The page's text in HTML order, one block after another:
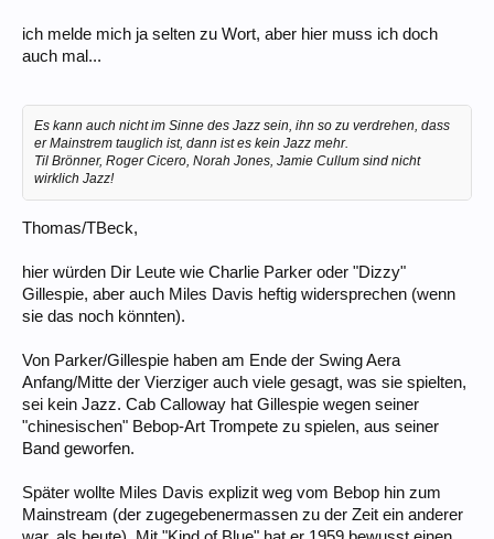
ich melde mich ja selten zu Wort, aber hier muss ich doch
auch mal...
Es kann auch nicht im Sinne des Jazz sein, ihn so zu verdrehen, dass
er Mainstrem tauglich ist, dann ist es kein Jazz mehr.
Til Brönner, Roger Cicero, Norah Jones, Jamie Cullum sind nicht
wirklich Jazz!
Thomas/TBeck,
hier würden Dir Leute wie Charlie Parker oder "Dizzy"
Gillespie, aber auch Miles Davis heftig widersprechen (wenn
sie das noch könnten).
Von Parker/Gillespie haben am Ende der Swing Aera
Anfang/Mitte der Vierziger auch viele gesagt, was sie spielten,
sei kein Jazz. Cab Calloway hat Gillespie wegen seiner
"chinesischen" Bebop-Art Trompete zu spielen, aus seiner
Band geworfen.
Später wollte Miles Davis explizit weg vom Bebop hin zum
Mainstream (der zugegebenermassen zu der Zeit ein anderer